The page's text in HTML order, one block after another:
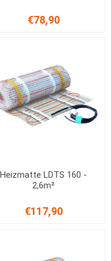
€78,90
Heizmatte LDTS 160 -
2,6m²
€117,90